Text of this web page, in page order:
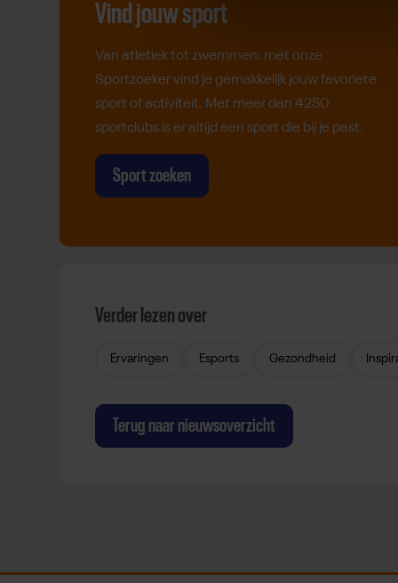
Vind jouw sport
Van atletiek tot zwemmen: met onze
Sportzoeker vind je gemakkelijk jouw favoriete
sport of activiteit. Met meer dan 4250
sportclubs is er altijd een sport die bij je past.
Sport zoeken
Verder lezen over
Ervaringen Esports Gezondheid
Terug naar nieuwsoverzicht